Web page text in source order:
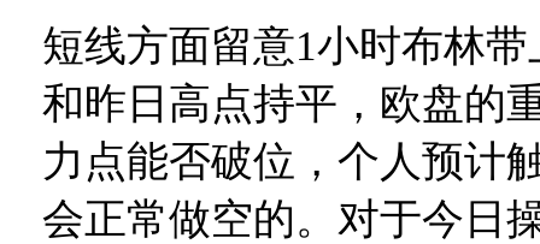
短线方面留意1小时布林
和昨日高点持平，欧盘的
力点能否破位，个人预计
会正常做空的。对于今日